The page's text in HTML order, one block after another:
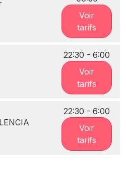
Voir
tarifs
22:30 - 6:00
Voir
tarifs
22:30 - 6:00
Voir
tarifs